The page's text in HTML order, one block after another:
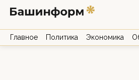
Главное Политика Экономика